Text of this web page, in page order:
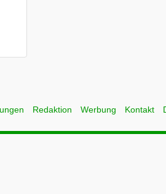
Redaktion Werbung Kontakt